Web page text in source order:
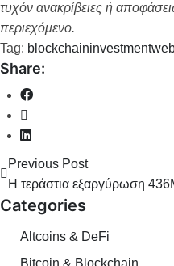
τυχόν ανακρίβειες ή
περιεχόμενο.
Tag: blockchaininvestment
Share:
Previous Post
Η τεράστια εξαργύρωση
Categories
Altcoins & DeFi
Bitcoin & Blockchain